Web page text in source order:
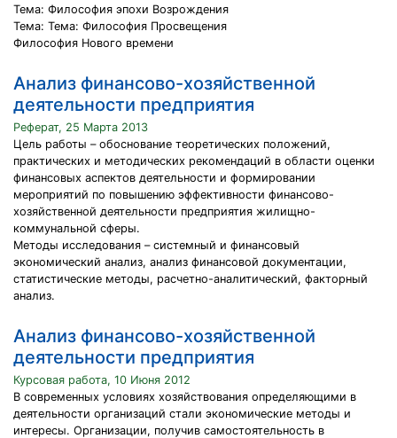
Тема: Философия эпохи Возрождения
Тема: Тема: Философия Просвещения
Философия Нового времени
Анализ финансово-хозяйственной
деятельности предприятия
Реферат, 25 Марта 2013
Цель работы – обоснование теоретических положений,
практических и методических рекомендаций в области оценки
финансовых аспектов деятельности и формировании
мероприятий по повышению эффективности финансово-
хозяйственной деятельности предприятия жилищно-
коммунальной сферы.
Методы исследования – системный и финансовый
экономический анализ, анализ финансовой документации,
статистические методы, расчетно-аналитический, факторный
анализ.
Анализ финансово-хозяйственной
деятельности предприятия
Курсовая работа, 10 Июня 2012
В современных условиях хозяйствования определяющими в
деятельности организаций стали экономические методы и
интересы. Организации, получив самостоятельность в